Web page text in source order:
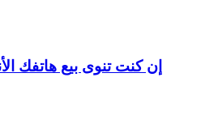
إن كنت تنوى بيع هاتفك